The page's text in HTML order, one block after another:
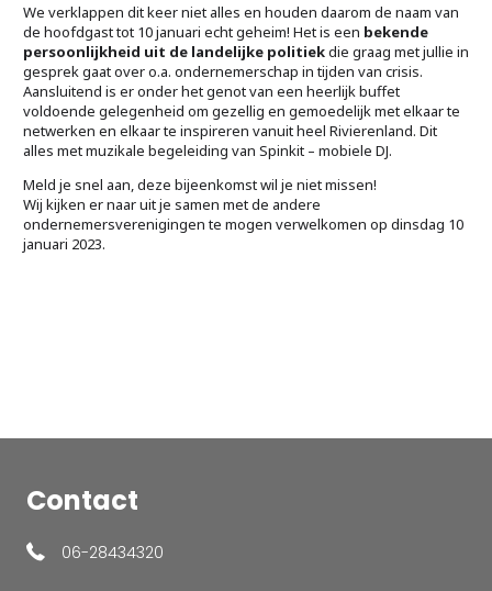
We verklappen dit keer niet alles en houden daarom de naam van
de hoofdgast tot 10 januari echt geheim! Het is een bekende
persoonlijkheid uit de landelijke politiekdie graag met jullie in
gesprek gaat over o.a. ondernemerschap in tijden van crisis.
Aansluitend is er onder het genot van een heerlijk buffet
voldoende gelegenheid om gezellig en gemoedelijk met elkaar te
netwerken en elkaar te inspireren vanuit heel Rivierenland. Dit
alles met muzikale begeleiding van Spinkit – mobiele DJ.
Meld je snel aan, deze bijeenkomst wil je niet missen!
Wij kijken er naar uit je samen met de andere
ondernemersverenigingen te mogen verwelkomen op dinsdag 10
januari 2023.
Contact
06-28434320